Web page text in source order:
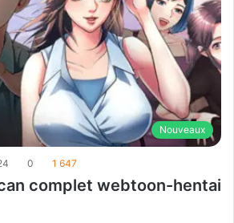
Nouveaux
0 1 647
complet webtoon-hentai